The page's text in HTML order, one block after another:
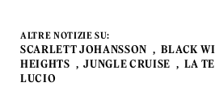
ALTRE NOTIZIE SU:
SCARLETT JOHANSSON BLACK
HEIGHTS
JUNGLE CRUISE LA
LUCIO